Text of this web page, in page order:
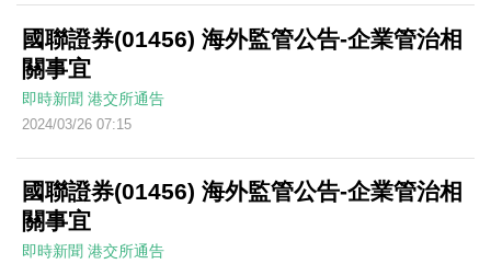
國聯證券(01456) 海外監管公告-企業管治相
關事宜
即時新聞 港交所通告
2024/03/26 07:15
國聯證券(01456) 海外監管公告-企業管治相
關事宜
即時新聞 港交所通告